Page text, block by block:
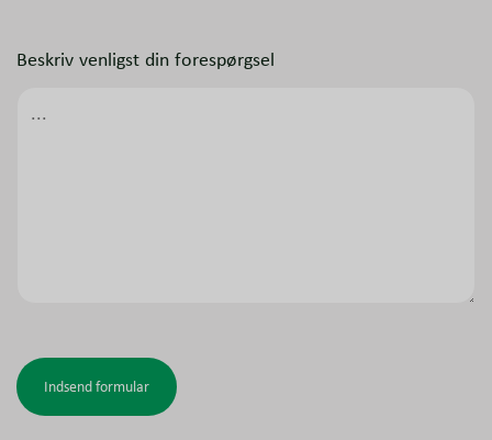
Beskriv venligst din forespørgsel
Indsend formular